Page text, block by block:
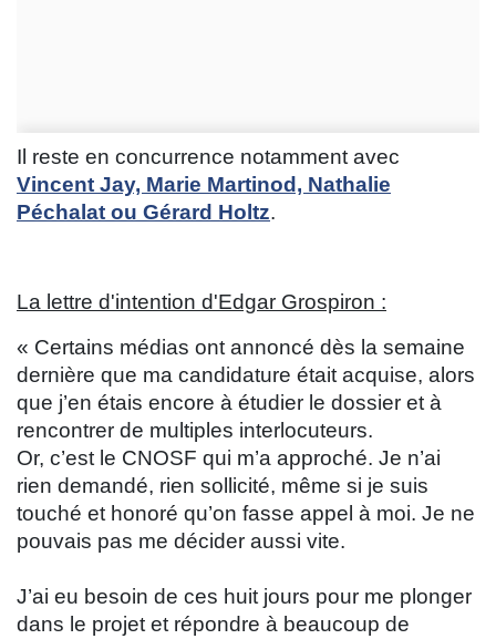
Il reste en concurrence notamment avec
Vincent Jay, Marie Martinod, Nathalie
Péchalat ou Gérard Holtz.
La lettre d'intention d'Edgar Grospiron :
« Certains médias ont annoncé dès la semaine
dernière que ma candidature était acquise, alors
que j’en étais encore à étudier le dossier et à
rencontrer de multiples interlocuteurs.
Or, c’est le CNOSF qui m’a approché. Je n’ai
rien demandé, rien sollicité, même si je suis
touché et honoré qu’on fasse appel à moi. Je ne
pouvais pas me décider aussi vite.
J’ai eu besoin de ces huit jours pour me plonger
dans le projet et répondre à beaucoup de